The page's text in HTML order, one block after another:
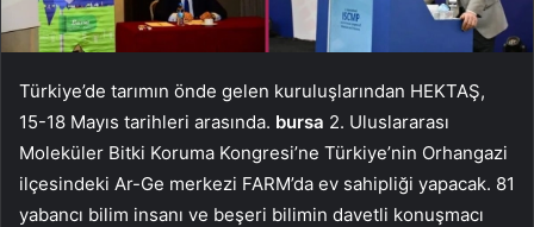
Türkiye’de tarımın önde gelen kuruluşlarından HEKTAŞ,
15-18 Mayıs tarihleri ​​arasında. bursa 2. Uluslararası
Moleküler Bitki Koruma Kongresi’ne Türkiye’nin Orhangazi
ilçesindeki Ar-Ge merkezi FARM’da ev sahipliği yapacak. 81
yabancı bilim insanı ve beşeri bilimin davetli konuşmacı